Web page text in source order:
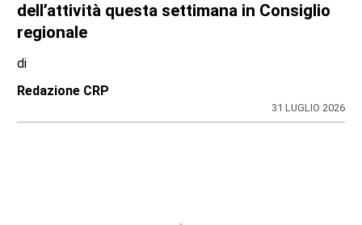
dell’attività questa settimana in Consiglio
regionale
di
Redazione CRP
31 LUGLIO 2026